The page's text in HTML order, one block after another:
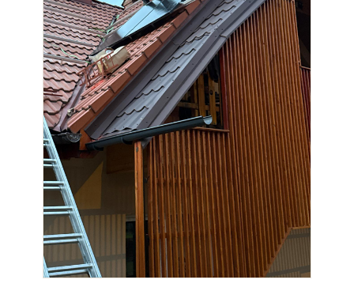
Coliere de plastic
Iluminat
Altele
Iluminat de Siguranță
Lumini exterioare
Lămpi și componente
Senzori
Paratrasnet și Protecție la Trăsnet
Catarge